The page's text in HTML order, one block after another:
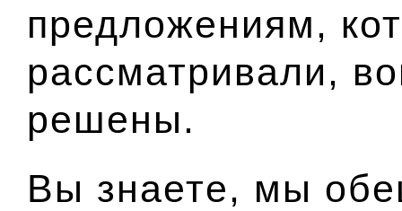
предложениям,
рассматривали,
решены.
Вы знаете, мы